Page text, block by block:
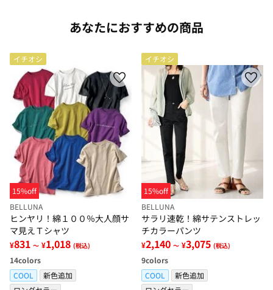
あなたにおすすめの商品
イチオシ
15%off
BELLUNA
ヒンヤリ！綿１００％大人顔サ
マ見えＴシャツ
¥831 ～ ¥1,018 (税込)
14colors
COOL
新色追加
イチオシ
15%off
BELLUNA
サラリ速乾！綿サテンストレッ
チカラーパンツ
¥2,140 ～ ¥3,075 (税込)
9colors
COOL
新色追加